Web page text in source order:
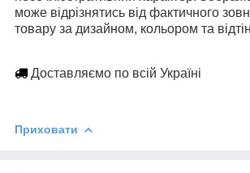
може відрізнятись від фактичного
товару за дизайном, кольором та
Доставляємо по всій Україні
Приховати